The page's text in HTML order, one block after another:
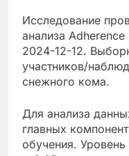
Исследование
анализа
2024-12-12.
участников/
снежного кома.
Для анализа
главных
обучения. Уровень